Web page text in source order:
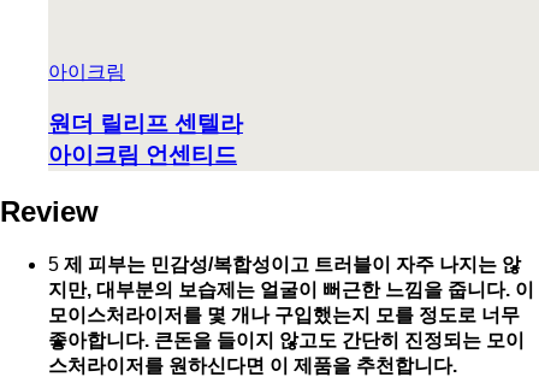
아이크림
원더 릴리프 센텔라
아이크림 언센티드
Review
5 제 피부는 민감성/복합성이고 트러블이 자주 나지는 않
지만, 대부분의 보습제는 얼굴이 뻐근한 느낌을 줍니다. 이
모이스처라이저를 몇 개나 구입했는지 모를 정도로 너무
좋아합니다. 큰돈을 들이지 않고도 간단히 진정되는 모이
스처라이저를 원하신다면 이 제품을 추천합니다.